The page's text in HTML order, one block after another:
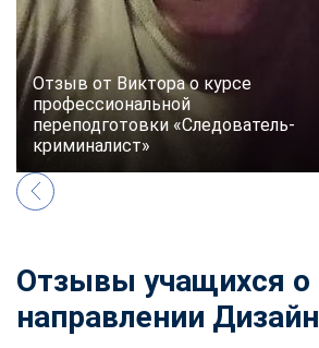
Отзыв от Виктора о курсе
профессиональной
переподготовки «Следователь-
криминалист»
Отзывы учащихся о
направлении Дизайн